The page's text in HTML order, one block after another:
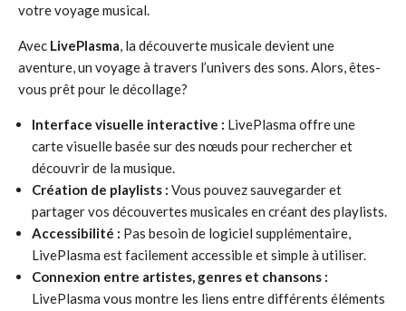
votre voyage musical.
Avec LivePlasma, la découverte musicale devient une
aventure, un voyage à travers l’univers des sons. Alors, êtes-
vous prêt pour le décollage?
Interface visuelle interactive : LivePlasma offre une
carte visuelle basée sur des nœuds pour rechercher et
découvrir de la musique.
Création de playlists : Vous pouvez sauvegarder et
partager vos découvertes musicales en créant des playlists.
Accessibilité : Pas besoin de logiciel supplémentaire,
LivePlasma est facilement accessible et simple à utiliser.
Connexion entre artistes, genres et chansons :
LivePlasma vous montre les liens entre différents éléments